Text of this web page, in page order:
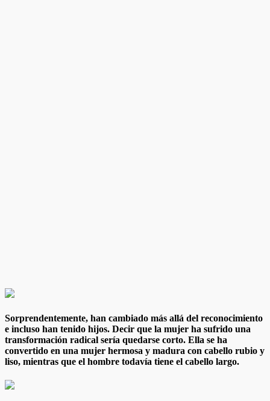
Sorprendentemente, han cambiado más allá del reconocimiento
e incluso han tenido hijos. Decir que la mujer ha sufrido una
transformación radical sería quedarse corto. Ella se ha
convertido en una mujer hermosa y madura con cabello rubio y
liso, mientras que el hombre todavía tiene el cabello largo.